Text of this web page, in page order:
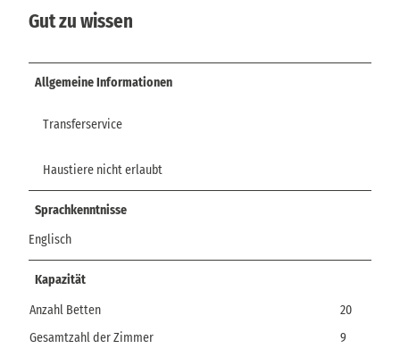
Gut zu wissen
Allgemeine Informationen
Transferservice
Haustiere nicht erlaubt
Sprachkenntnisse
Englisch
Kapazität
Anzahl Betten
20
Gesamtzahl der Zimmer
9